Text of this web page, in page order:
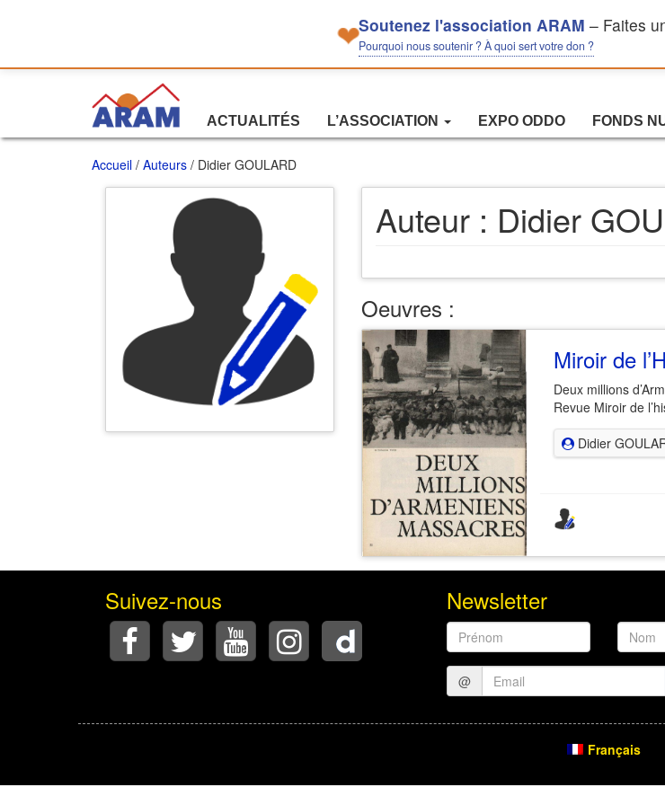
❤Soutenez l'association ARAM – Faites
Pourquoi nous soutenir ? À quoi sert votre don ?
ACTUALITÉS L’ASSOCIATION EXPO ODDO FONDS
Accueil / Auteurs / Didier GOULARD
Auteur : Didier
Oeuvres :
Miroir de
Deux millions
Revue Miroir de
Didier
Suivez-nous Newsletter
Prénom Nom
@
Français